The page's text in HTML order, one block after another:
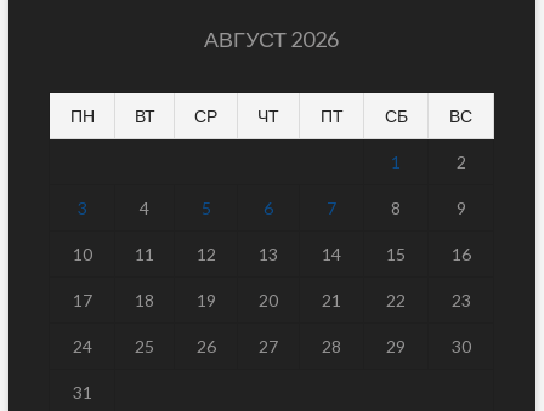
АВГУСТ 2026
ПН ВТ СР ЧТ ПТ СБ ВС
1 2
3 4 5 6 7 8 9
10 11 12 13 14 15 16
17 18 19 20 21 22 23
24 25 26 27 28 29 30
31